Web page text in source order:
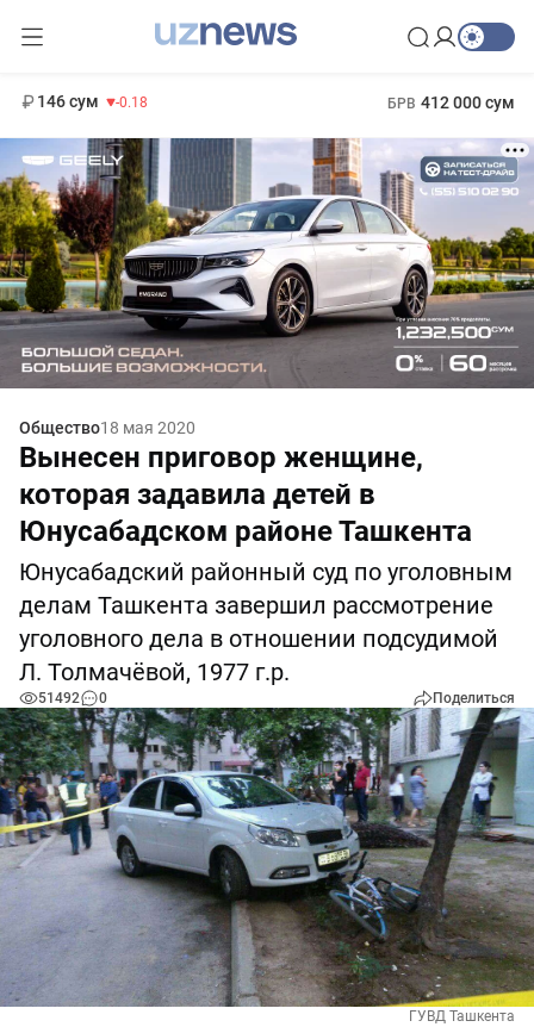
146 сум -0.18 БРВ 412 000 сум
Общество18 мая 2020
Вынесен приговор женщине,
которая задавила детей в
Юнусабадском районе Ташкента
Юнусабадский районный суд по уголовным
делам Ташкента завершил рассмотрение
уголовного дела в отношении подсудимой
Л. Толмачёвой, 1977 г.р.
51492 0 Поделиться
ГУВД Ташкента